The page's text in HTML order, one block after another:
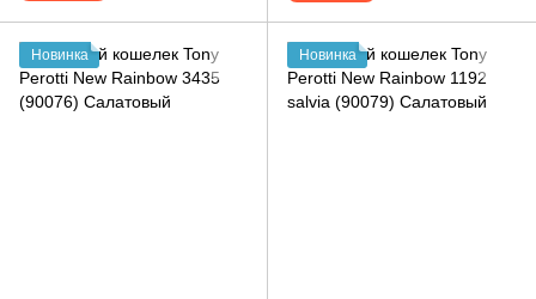
Новинка Новинка